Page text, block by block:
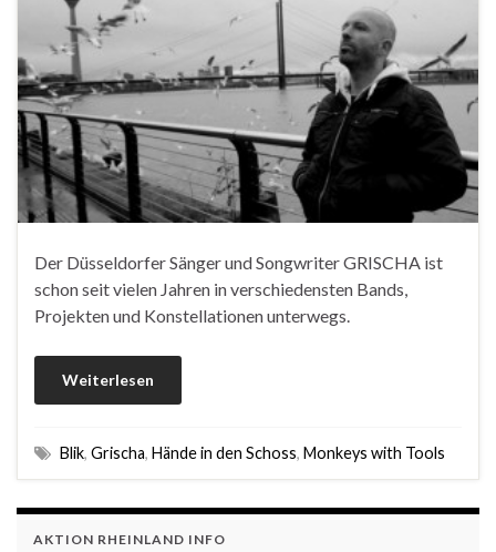
Der Düsseldorfer Sänger und Songwriter GRISCHA ist
schon seit vielen Jahren in verschiedensten Bands,
Projekten und Konstellationen unterwegs.
Weiterlesen
Blik, Grischa, Hände in den Schoss, Monkeys with Tools
AKTION RHEINLAND INFO